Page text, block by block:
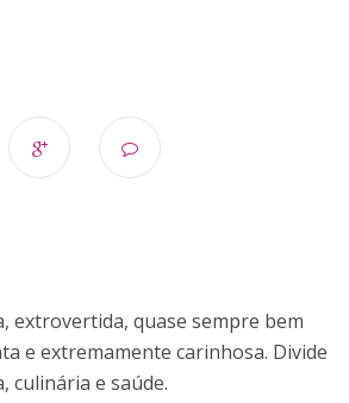
extrovertida, quase sempre bem
e extremamente carinhosa. Divide
culinária e saúde.